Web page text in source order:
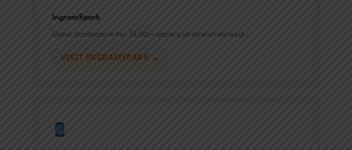
IngramSpark
Global distribution के लिए। 39,000+ retailers और libraries तक reach।
VISIT INGRAMSPARK →